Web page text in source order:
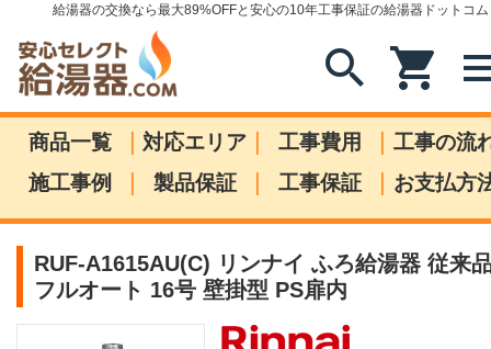
給湯器の交換なら最大89%OFFと安心の10年工事保証の給湯器ドットコム
search shopping_cart
商品一覧 | 対応エリア | 工事費用 | 工事の流
施工事例
| 製品保証 | 工事保証 | お支払方
RUF-A1615AU(C) リンナイ ふろ給湯器 従来
フルオート 16号 壁掛型 PS扉内